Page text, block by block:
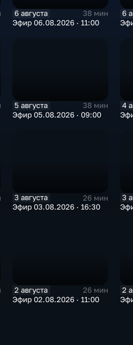
6 августа
38 мин
Эфир 06.08.2026 · 11:00
6
5 августа
38 мин
Эфир 05.08.2026 · 09:00
4
3 августа
26 мин
Эфир 03.08.2026 · 16:30
3
2 августа
26 мин
Эфир 02.08.2026 · 11:00
2